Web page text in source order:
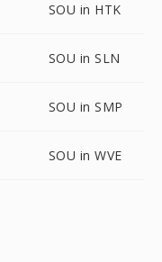
SOU in HTK
SOU in SLN
SOU in SMP
SOU in WVE